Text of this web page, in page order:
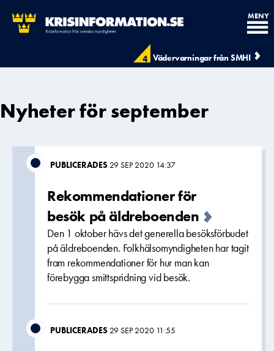
4 Vädervarningar från SMHI
MENY
Nyheter för september
PUBLICERADES 29 SEP 2020 14:37
Rekommendationer för
besök på äldreboenden
Den 1 oktober hävs det generella besöksförbudet
på äldreboenden. Folkhälsomyndigheten har tagit
fram rekommendationer för hur man kan
förebygga smittspridning vid besök.
PUBLICERADES 29 SEP 2020 11:55